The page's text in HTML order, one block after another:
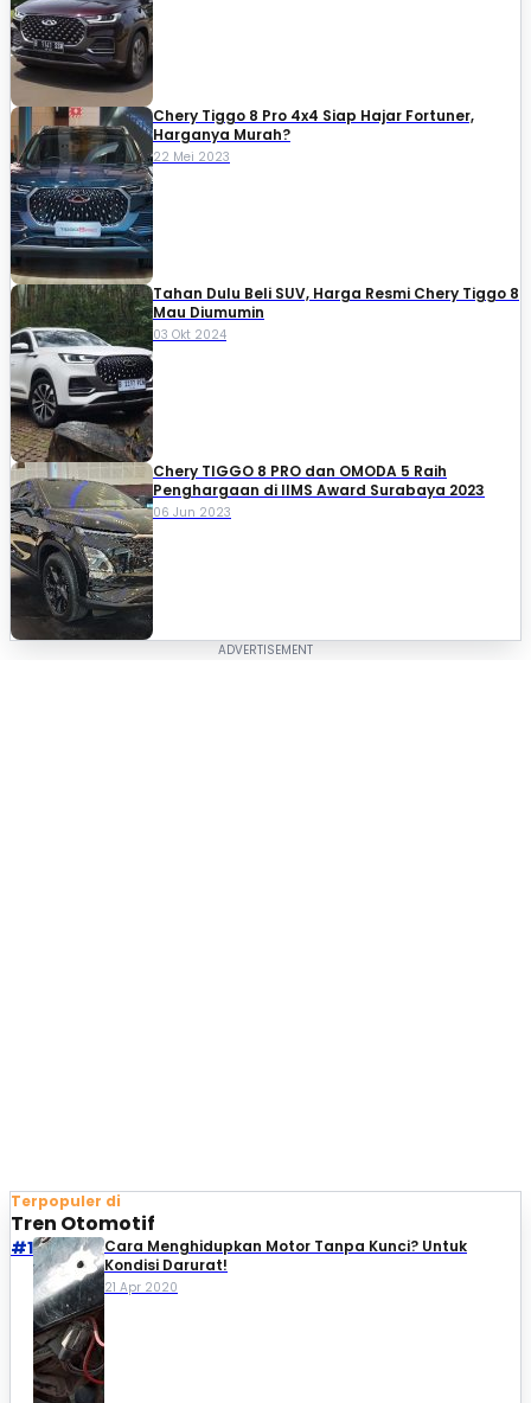
Chery Tiggo 8 Pro 4x4 Siap Hajar Fortuner,
Harganya Murah?
22 Mei 2023
Tahan Dulu Beli SUV, Harga Resmi Chery Tiggo 8
Mau Diumumin
03 Okt 2024
Chery TIGGO 8 PRO dan OMODA 5 Raih
Penghargaan di IIMS Award Surabaya 2023
06 Jun 2023
Terpopuler di
Tren Otomotif
#1
Cara Menghidupkan Motor Tanpa Kunci? Untuk
Kondisi Darurat!
21 Apr 2020